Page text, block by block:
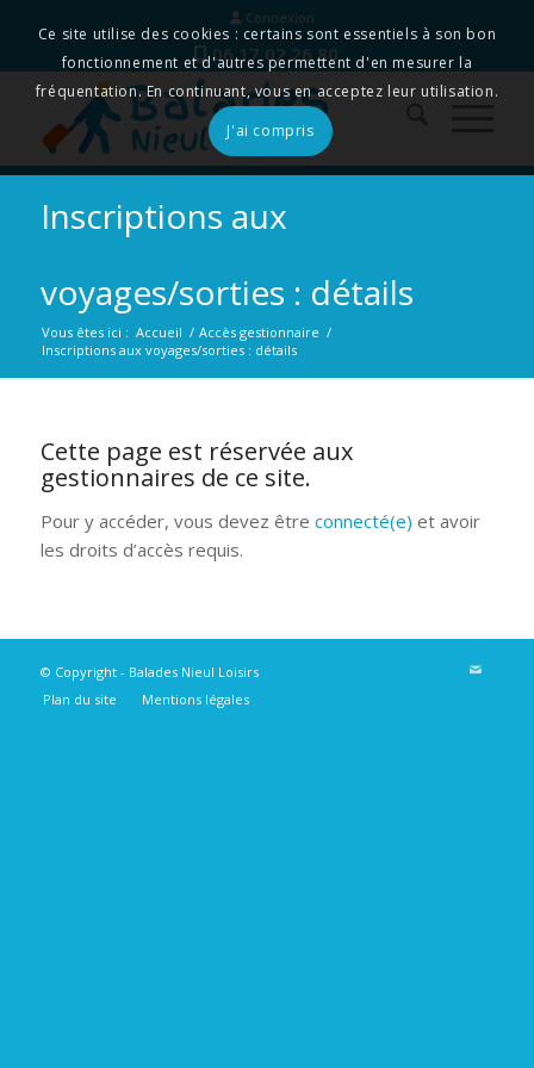
Connexion
06 17 02 26 80
Inscriptions aux
voyages/sorties : détails
Vous êtes ici : Accueil / Accès gestionnaire /
Inscriptions aux voyages/sorties : détails
Cette page est réservée aux
gestionnaires de ce site.
Pour y accéder, vous devez être connecté(e) et avoir
les droits d’accès requis.
© Copyright - Balades Nieul Loisirs
Plan du site
Mentions légales
Ce site utilise des cookies : certains sont essentiels à son bon
fonctionnement et d'autres permettent d'en mesurer la
fréquentation. En continuant, vous en acceptez leur utilisation.
J'ai compris